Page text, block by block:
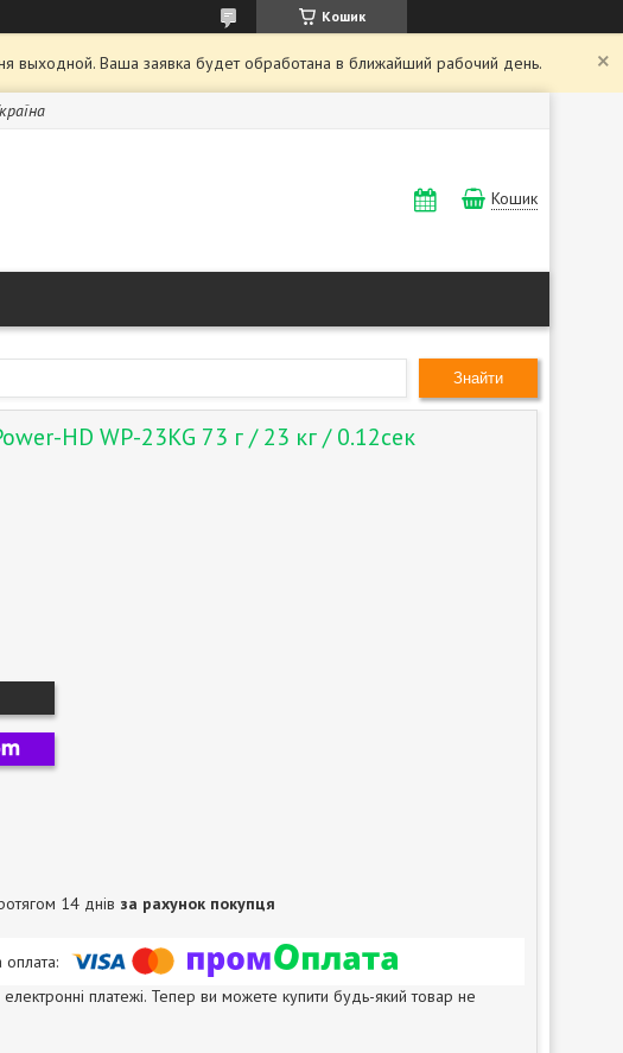
Кошик
выходной. Ваша заявка будет обработана в ближайший рабочий день.
Кошик
Знайти
HD WP-23KG 73 г / 23 кг / 0.12сек
14 днів за рахунок покупця
електронні платежі. Тепер ви можете купити будь-який товар не